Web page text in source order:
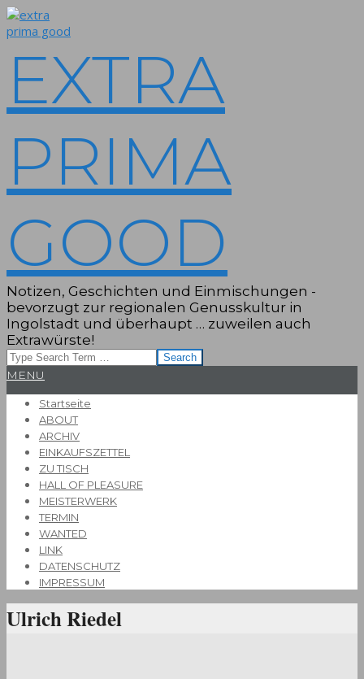
Skip
to
EXTRA
PRIMA
GOOD
Notizen, Geschichten und Einmischungen -
bevorzugt zur regionalen Genusskultur in
Ingolstadt und überhaupt … zuweilen auch
Extrawürste!
Search
Primary
Menu
MENU
Startseite
ABOUT
ARCHIV
EINKAUFSZETTEL
ZU TISCH
HALL OF PLEASURE
MEISTERWERK
TERMIN
WANTED
LINK
DATENSCHUTZ
IMPRESSUM
Ulrich Riedel